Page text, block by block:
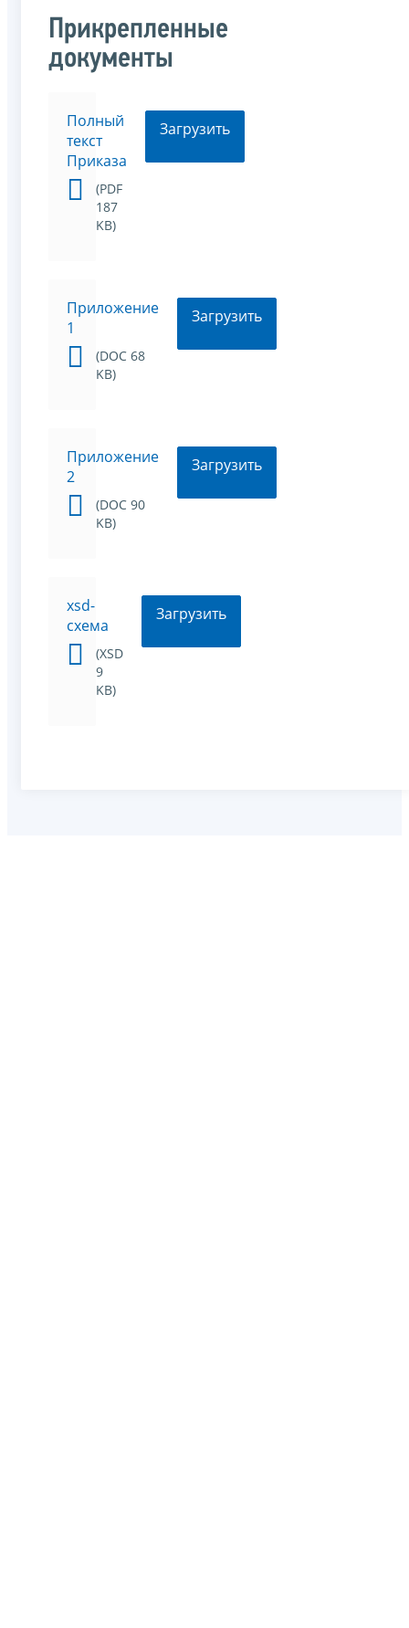
Прикрепленные
документы
Полный
текст
Приказа
(PDF
187
KB)
Загрузить
Приложение
1
(DOC 68
KB)
Загрузить
Приложение
2
(DOC 90
KB)
Загрузить
xsd-
схема
(XSD
9
KB)
Загрузить